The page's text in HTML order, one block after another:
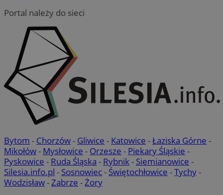
Portal należy do sieci
Bytom - Chorzów- Gliwice - Katowice -Łaziska Górne -
Mikołów- Mysłowice - Orzesze - Piekary Śląskie -
Pyskowice - Ruda Śląska - Rybnik- Siemianowice -
Silesia.info.pl - Sosnowiec- Świętochłowice -Tychy-
Wodzisław-Zabrze -Żory